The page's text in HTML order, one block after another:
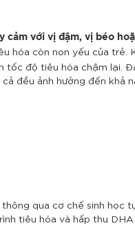
cảm với vị đậm, vị béo
hóa còn non yếu của trẻ.
tốc độ tiêu hóa chậm lại.
đều ảnh hưởng đến khả
qua cơ chế sinh học
tiêu hóa và hấp thu